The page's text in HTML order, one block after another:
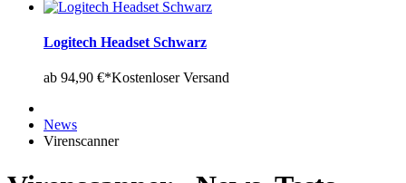
Logitech Headset Schwarz
ab 94,90 €*Kostenloser Versand
News
Virenscanner